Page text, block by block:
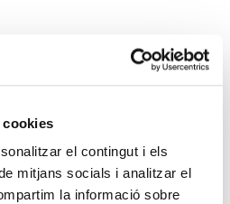
el contingut i els
mitjans socials i analitzar el
la informació sobre